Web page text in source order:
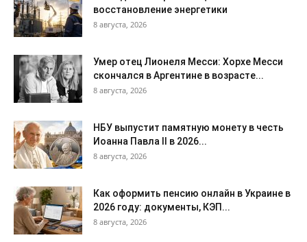
восстановление энергетики
8 августа, 2026
Умер отец Лионеля Месси: Хорхе Месси
скончался в Аргентине в возрасте...
8 августа, 2026
НБУ выпустит памятную монету в честь
Иоанна Павла II в 2026...
8 августа, 2026
Как оформить пенсию онлайн в Украине в
2026 году: документы, КЭП...
8 августа, 2026